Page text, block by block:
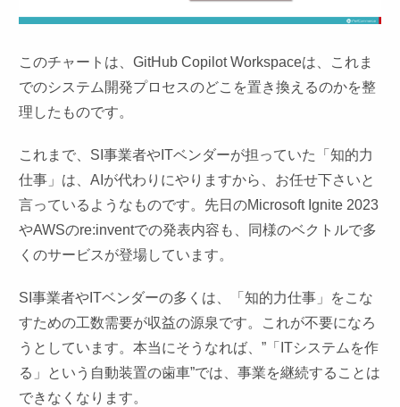
このチャートは、GitHub Copilot Workspaceは、これま
でのシステム開発プロセスのどこを置き換えるのかを整
理したものです。
これまで、SI事業者やITベンダーが担っていた「知的力
仕事」は、AIが代わりにやりますから、お任せ下さいと
言っているようなものです。先日のMicrosoft Ignite 2023
やAWSのre:inventでの発表内容も、同様のベクトルで多
くのサービスが登場しています。
SI事業者やITベンダーの多くは、「知的力仕事」をこな
すための工数需要が収益の源泉です。これが不要になろ
うとしています。本当にそうなれば、”「ITシステムを作
る」という自動装置の歯車”では、事業を継続することは
できなくなります。